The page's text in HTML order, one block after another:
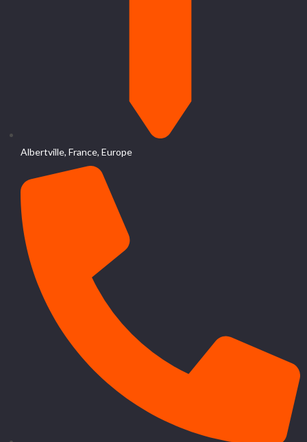
Albertville, France, Europe